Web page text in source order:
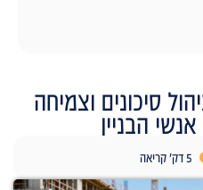
סיכונים וצמיחה
הבניין
5 דק' קריאה